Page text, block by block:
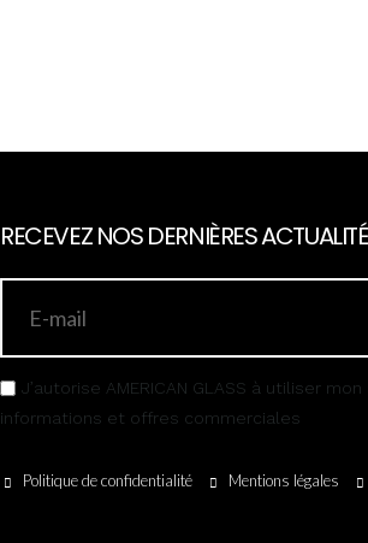
RECEVEZ NOS DERNIÈRES
J’autorise AMERICAN GLASS à utiliser
informations et offres commerciales
Politique de confidentialité Mentions légales